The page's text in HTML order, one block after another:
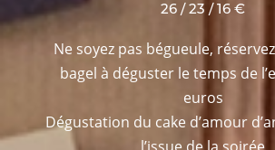
26 / 23 / 16 €
Ne soyez pas bégueule,
bagel à déguster le temps de
euros
Dégustation du cake d’amour